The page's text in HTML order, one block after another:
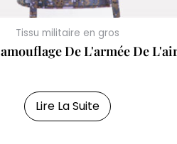
Tissu militaire en gros
De L'armée De
Lire La Suite